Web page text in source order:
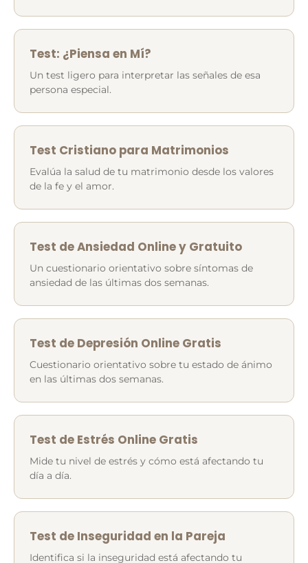
Test: ¿Piensa en Mí?
Un test ligero para interpretar las señales de esa
persona especial.
Test Cristiano para Matrimonios
Evalúa la salud de tu matrimonio desde los valores
de la fe y el amor.
Test de Ansiedad Online y Gratuito
Un cuestionario orientativo sobre síntomas de
ansiedad de las últimas dos semanas.
Test de Depresión Online Gratis
Cuestionario orientativo sobre tu estado de ánimo
en las últimas dos semanas.
Test de Estrés Online Gratis
Mide tu nivel de estrés y cómo está afectando tu
día a día.
Test de Inseguridad en la Pareja
Identifica si la inseguridad está afectando tu